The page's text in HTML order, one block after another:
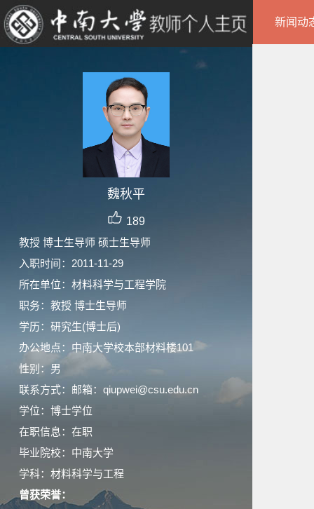
魏秋平
189
教授 博士生导师 硕士生导师
入职时间：2011-11-29
所在单位：材料科学与工程学院
职务：教授 博士生导师
学历：研究生(博士后)
办公地点：中南大学校本部材料楼101
性别：男
联系方式：邮箱：qiupwei@csu.edu.cn
学位：博士学位
在职信息：在职
毕业院校：中南大学
学科：材料科学与工程
曾获荣誉：
新闻动